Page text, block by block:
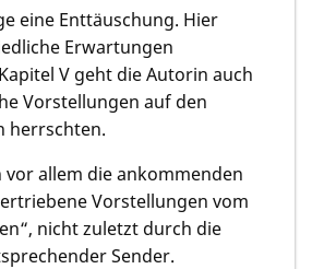
eine Enttäuschung. Hier
Erwartungen
V geht die Autorin auch
Vorstellungen auf den
herrschten.
vor allem die ankommenden
Vorstellungen vom
nicht zuletzt durch die
Sender.